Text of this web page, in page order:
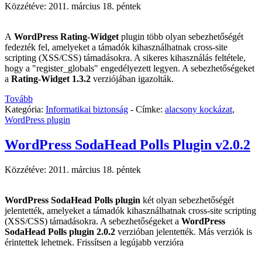
Közzétéve: 2011. március 18. péntek
A WordPress Rating-Widget plugin több olyan sebezhetőségét
fedezték fel, amelyeket a támadók kihasználhatnak cross-site
scripting (XSS/CSS) támadásokra. A sikeres kihasználás feltétele,
hogy a "register_globals" engedélyezett legyen. A sebezhetőségeket
a Rating-Widget 1.3.2 verziójában igazolták.
Tovább
Kategória: Informatikai biztonság - Címke: alacsony kockázat,
WordPress plugin
WordPress SodaHead Polls Plugin v2.0.2
Közzétéve: 2011. március 18. péntek
WordPress SodaHead Polls plugin két olyan sebezhetőségét
jelentették, amelyeket a támadók kihasználhatnak cross-site scripting
(XSS/CSS) támadásokra. A sebezhetőségeket a WordPress
SodaHead Polls plugin 2.0.2 verzióban jelentették. Más verziók is
érintettek lehetnek. Frissítsen a legújabb verzióra